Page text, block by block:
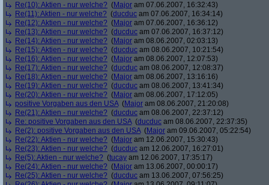
Re(10): Aktien - nur welche? (Major am 07.06.2007, 16:32:43)
Re(11): Aktien - nur welche? (ducduc am 07.06.2007, 16:34:14)
Re(12): Aktien - nur welche? (Major am 07.06.2007, 16:36:12)
Re(13): Aktien - nur welche? (ducduc am 07.06.2007, 16:37:12)
Re(14): Aktien - nur welche? (Major am 08.06.2007, 02:03:13)
Re(15): Aktien - nur welche? (ducduc am 08.06.2007, 10:21:54)
Re(16): Aktien - nur welche? (Major am 08.06.2007, 12:07:53)
Re(17): Aktien - nur welche? (ducduc am 08.06.2007, 12:08:37)
Re(18): Aktien - nur welche? (Major am 08.06.2007, 13:16:16)
Re(19): Aktien - nur welche? (ducduc am 08.06.2007, 13:41:34)
Re(20): Aktien - nur welche? (Major am 08.06.2007, 17:12:05)
positive Vorgaben aus den USA(Major am 08.06.2007, 21:20:08)
Re(21): Aktien - nur welche? (ducduc am 08.06.2007, 22:37:12)
Re: positive Vorgaben aus den USA(ducduc am 08.06.2007, 22:37:35)
Re(2): positive Vorgaben aus den USA(Major am 09.06.2007, 05:22:54)
Re(22): Aktien - nur welche? (Major am 12.06.2007, 15:30:43)
Re(23): Aktien - nur welche? (ducduc am 12.06.2007, 16:27:01)
Re(5): Aktien - nur welche? (tucay am 12.06.2007, 17:35:17)
Re(24): Aktien - nur welche? (Major am 13.06.2007, 00:00:17)
Re(25): Aktien - nur welche? (ducduc am 13.06.2007, 07:56:25)